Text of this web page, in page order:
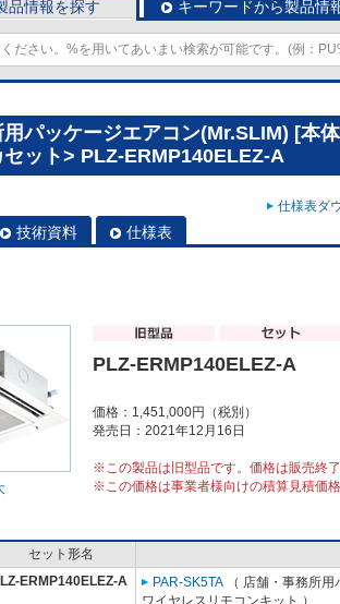
品情報を探す キーワードから製品情
パッケージエアコン(Mr.SLIM) [本
セット> PLZ-ERMP140ELEZ-A
仕様表ダ
技術資料 仕様表
PLZ-ERMP140ELEZ-A
価格：1,451,000円（税別）
発売日：2021年12月16日
※この製品は旧型品です。価格は販売終
※この価格は事業者様向けの積算見積価
セット形名
ERMP140ELEZ-A
PAR-SK5TA （ 店舗・事務所